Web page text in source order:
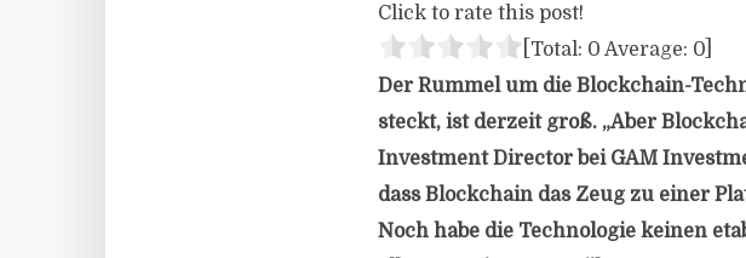
Click to rate this post!
[Total: 0 Average: 0
Der Rummel um die Blockchain-
steckt, ist derzeit groß. „Aber
Investment Director bei GAM
dass Blockchain das Zeug zu einer
Noch habe die Technologie keinen